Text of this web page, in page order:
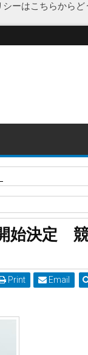
ーはこちらからど
始決定 事業はA-
む
静岡県
始決定
Print Email